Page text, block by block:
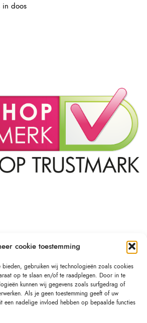
cookie toestemming
bieden, gebruiken wij technologieën zoals cookies
op te slaan en/of te raadplegen. Door in te
kunnen wij gegevens zoals surfgedrag of
Als je geen toestemming geeft of uw
een nadelige invloed hebben op bepaalde functies
in doos